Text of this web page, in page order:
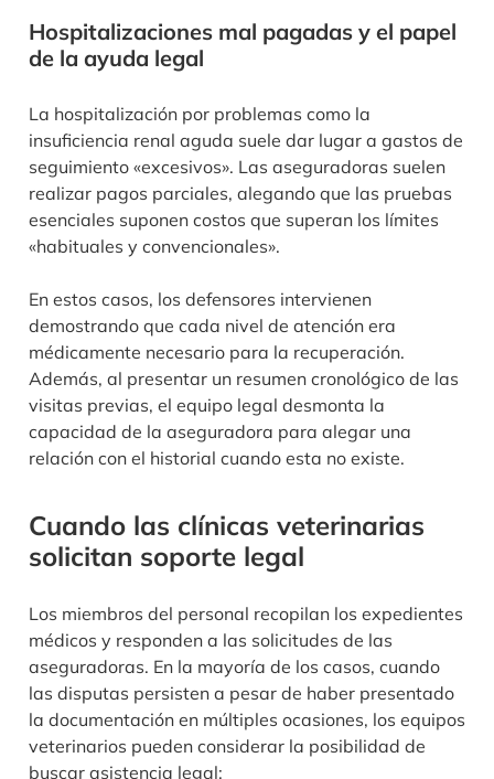
Hospitalizaciones mal pagadas y el papel
de la ayuda legal
La hospitalización por problemas como la
insuficiencia renal aguda suele dar lugar a gastos de
seguimiento «excesivos». Las aseguradoras suelen
realizar pagos parciales, alegando que las pruebas
esenciales suponen costos que superan los límites
«habituales y convencionales».
En estos casos, los defensores intervienen
demostrando que cada nivel de atención era
médicamente necesario para la recuperación.
Además, al presentar un resumen cronológico de las
visitas previas, el equipo legal desmonta la
capacidad de la aseguradora para alegar una
relación con el historial cuando esta no existe.
Cuando las clínicas veterinarias
solicitan soporte legal
Los miembros del personal recopilan los expedientes
médicos y responden a las solicitudes de las
aseguradoras. En la mayoría de los casos, cuando
las disputas persisten a pesar de haber presentado
la documentación en múltiples ocasiones, los equipos
veterinarios pueden considerar la posibilidad de
buscar asistencia legal: